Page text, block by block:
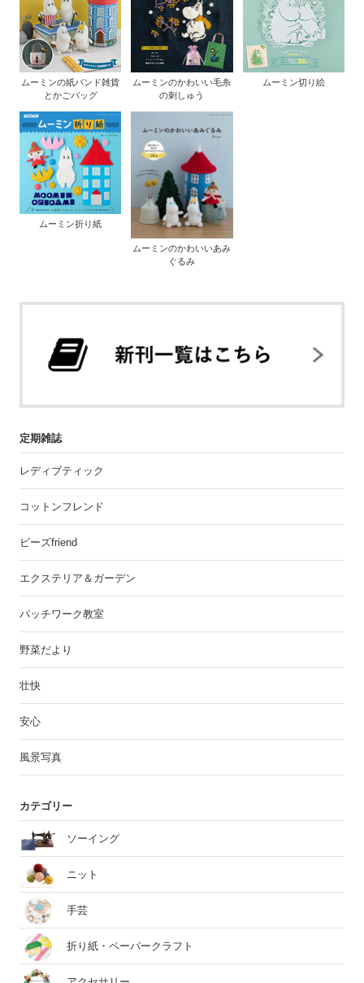
ムーミンの紙バンド雑貨
とかごバッグ
ムーミンのかわいい毛糸
の刺しゅう
ムーミン切り絵
ムーミン折り紙
ムーミンのかわいいあみ
ぐるみ
定期雑誌
レディブティック
コットンフレンド
ビーズfriend
エクステリア＆ガーデン
パッチワーク教室
野菜だより
壮快
安心
風景写真
カテゴリー
ソーイング
ニット
手芸
折り紙・ペーパークラフト